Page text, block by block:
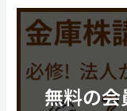
無料の会